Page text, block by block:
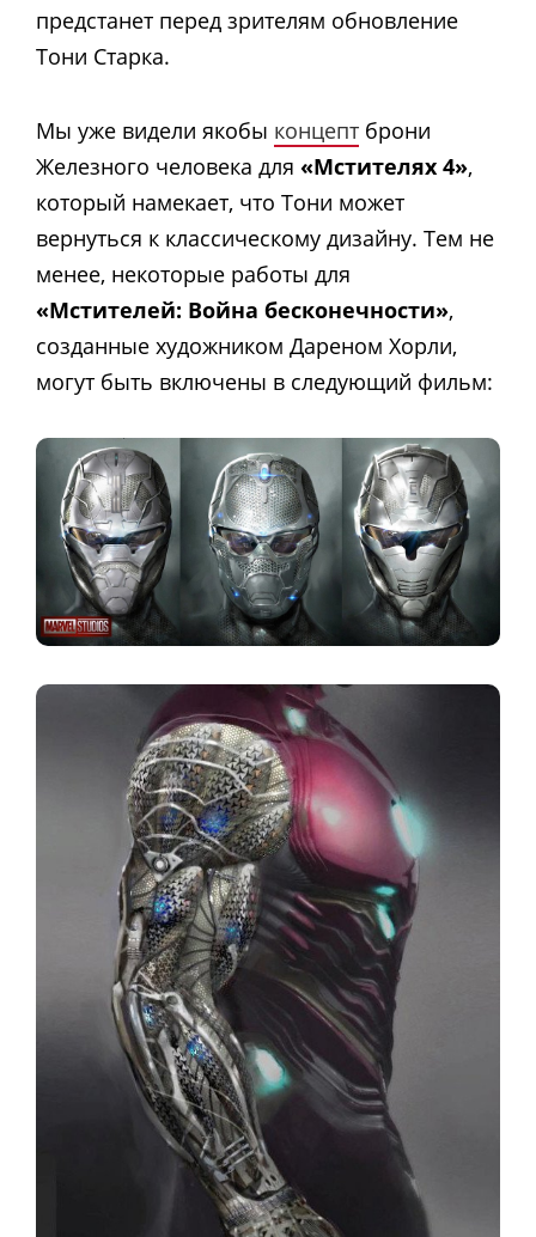
предстанет перед зрителям обновление
Тони Старка.
Мы уже видели якобы концепт брони
Железного человека для «Мстителях 4»,
который намекает, что Тони может
вернуться к классическому дизайну. Тем не
менее, некоторые работы для
«Мстителей: Война бесконечности»,
созданные художником Дареном Хорли,
могут быть включены в следующий фильм: